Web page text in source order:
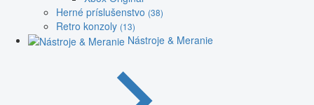
Herné príslušenstvo (38)
Retro konzoly (13)
Nástroje & Meranie